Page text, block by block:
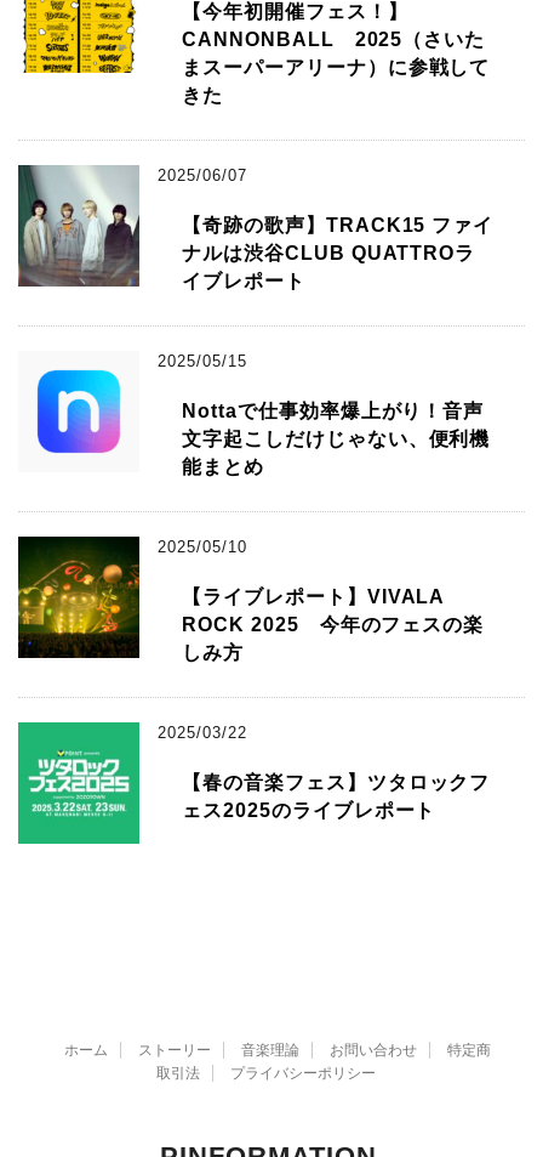
【今年初開催フェス！】
CANNONBALL 2025（さいた
まスーパーアリーナ）に参戦して
きた
2025/06/07
【奇跡の歌声】TRACK15 ファイ
ナルは渋谷CLUB QUATTROラ
イブレポート
2025/05/15
Nottaで仕事効率爆上がり！音声
文字起こしだけじゃない、便利機
能まとめ
2025/05/10
【ライブレポート】VIVALA
ROCK 2025 今年のフェスの楽
しみ方
2025/03/22
【春の音楽フェス】ツタロックフ
ェス2025のライブレポート
ホーム ストーリー 音楽理論 お問い合わせ
特定商
取引法
プライバシーポリシー